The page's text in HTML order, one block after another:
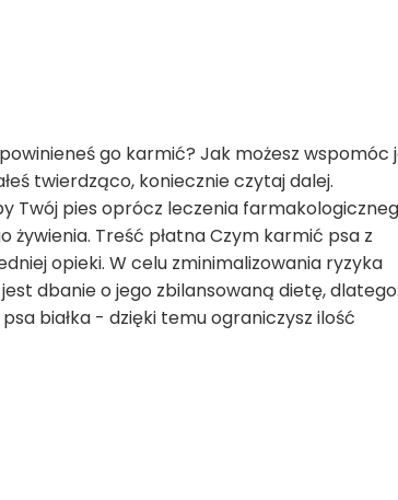
go karmić? Jak możesz wspomóc
twierdząco, koniecznie czytaj dalej.
Twój pies oprócz leczenia
Treść płatna Czym karmić psa z
opieki. W celu zminimalizowania ryzyka
dbanie o jego zbilansowaną dietę, dlatego:
białka - dzięki temu ograniczysz ilość